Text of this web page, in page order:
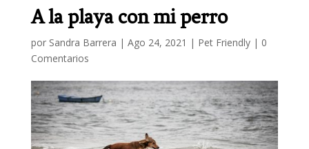
A la playa con mi perro
por Sandra Barrera | Ago 24, 2021 | Pet Friendly| 0
Comentarios